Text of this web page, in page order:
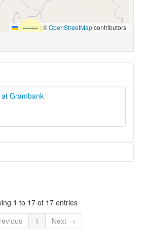
Leaflet |©OpenStreetMapcontributors
Grambank
[RU]
1 to 17 of 17 entries
1
Next →